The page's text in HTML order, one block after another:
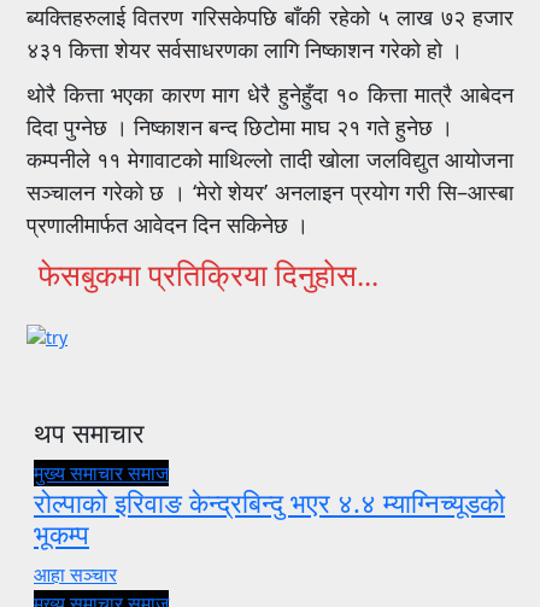
ब्यक्तिहरुलाई वितरण गरिसकेपछि बाँकी रहेको ५ लाख ७२ हजार
४३१ कित्ता शेयर सर्वसाधरणका लागि निष्काशन गरेको हो ।
थोरै कित्ता भएका कारण माग धेरै हुनेहुँदा १० कित्ता मात्रै आबेदन
दिदा पुग्नेछ । निष्काशन बन्द छिटोमा माघ २१ गते हुनेछ ।
कम्पनीले ११ मेगावाटको माथिल्लो तादी खोला जलविद्युत आयोजना
सञ्चालन गरेको छ । ‘मेरो शेयर’ अनलाइन प्रयोग गरी सि–आस्बा
प्रणालीमार्फत आवेदन दिन सकिनेछ ।
फेसबुकमा प्रतिक्रिया दिनुहोस...
थप समाचार
मुख्य समाचारसमाज
रोल्पाको इरिवाङ केन्द्रबिन्दु भएर ४.४ म्याग्निच्यूडको
भूकम्प
आहा सञ्चार